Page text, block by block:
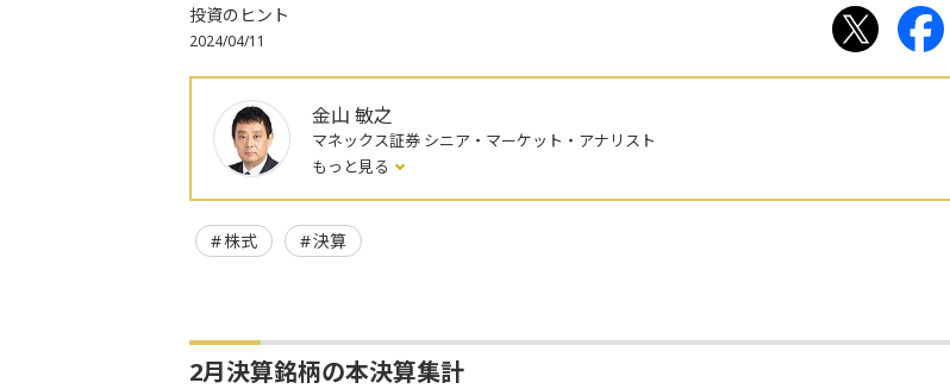
投資のヒント
2024/04/11
金山 敏之
マネックス証券 シニア・マーケット・アナリスト
もっと見る
株式 決算
2月決算銘柄の本決算集計